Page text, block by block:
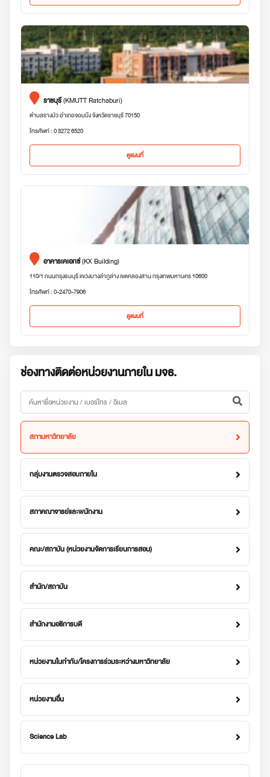
ราชบุรี(KMUTT Ratchaburi)
ตำบลรางบัว อำเภอจอมบึง จังหวัดราชบุรี 70150
โทรศัพท์ : 0 3272 6520
ดูแผนที่
อาคารเคเอกซ์(KX Building)
110/1 ถนนกรุงธนบุรี แขวงบางลำภูล่าง เขตคลองสาน กรุงเทพมหานคร 10600
โทรศัพท์ : 0-2470-7906
ดูแผนที่
ช่องทางติดต่อหน่วยงานภายใน มจธ.
สภามหาวิทยาลัย
กลุ่มงานตรวจสอบภายใน
สภาคณาจารย์และพนักงาน
คณะ/สถาบัน (หน่วยงานจัดการเรียนการสอน)
สำนัก/สถาบัน
สำนักงานอธิการบดี
หน่วยงานในกำกับ/โครงการร่วมระหว่างมหาวิทยาลัย
หน่วยงานอื่น
Science Lab